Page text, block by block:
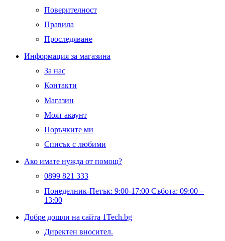
Поверителност
Правила
Проследяване
Информация за магазина
За нас
Контакти
Магазин
Моят акаунт
Поръчките ми
Списък с любими
Ако имате нужда от помощ?
0899 821 333
Понеделник-Петък: 9:00-17:00 Събота: 09:00 –
13:00
Добре дошли на сайта 1Tech.bg
Директен вносител.